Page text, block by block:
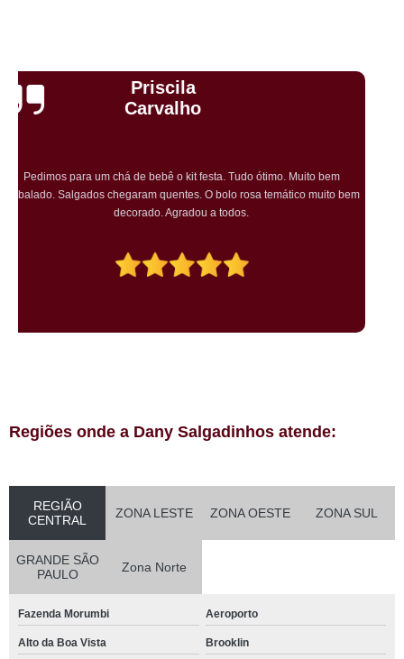
Cristiane Dramali de
Adorei os salgadinhos tradicionais e os vegetarianos que encomendei
para o aniversário da minha mãe! Todos os convidados gostaram muito! O
preço também foi excelente e tornarei a encomendar!
Regiões onde a Dany Salgadinhos atende:
REGIÃO
CENTRAL
ZONA LESTE ZONA OESTE ZONA SUL
GRANDE SÃO
PAULO
Zona Norte
Fazenda Morumbi Aeroporto
Alto da Boa Vista Brooklin